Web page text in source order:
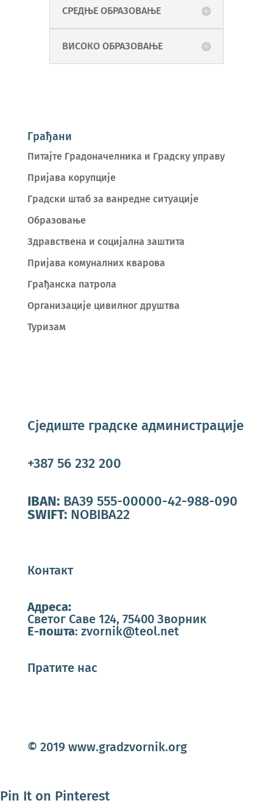
СРЕДЊЕ ОБРАЗОВАЊЕ
ВИСОКО ОБРАЗОВАЊЕ
Грађани
Питајте Градоначелника и Градску управу
Пријава корупције
Градски штаб за ванредне ситуације
Образовање
Здравствена и социјална заштита
Пријава комуналних кварова
Грађанска патрола
Организације цивилног друштва
Туризам
Сједиште градске администрације
+387 56 232 200
IBAN:BA39 555-00000-42-988-090
SWIFT:NOBIBA22
Контакт
Адреса:
Светог Саве 124, 75400 Зворник
Е-пошта: zvornik@teol.net
Пратите нас
© 2019 www.gradzvornik.org
Pin It on Pinterest